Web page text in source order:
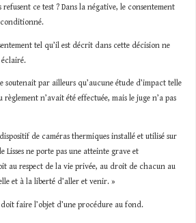
ce test ? Dans la négative, le consentement
tel qu’il est décrit dans cette décision ne
soutenait par ailleurs qu’aucune étude d’impact telle
n’avait été effectuée, mais le juge n’a pas
de caméras thermiques installé et utilisé sur
Lisses ne porte pas une atteinte grave et
au respect de la vie privée, au droit de chacun au
et à la liberté d’aller et venir. »
faire l’objet d’une procédure au fond.